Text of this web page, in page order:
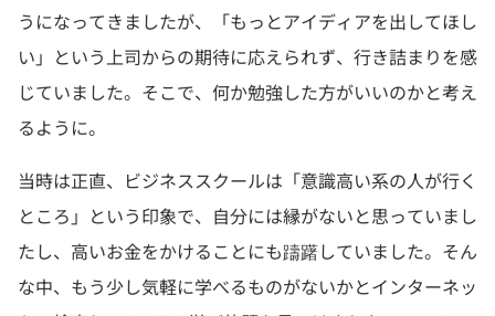
うになってきましたが、「もっとアイディアを出してほし
い」という上司からの期待に応えられず、行き詰まりを感
じていました。そこで、何か勉強した方がいいのかと考え
るように。
当時は正直、ビジネススクールは「意識高い系の人が行く
ところ」という印象で、自分には縁がないと思っていまし
たし、高いお金をかけることにも躊躇していました。そん
な中、もう少し気軽に学べるものがないかとインターネッ